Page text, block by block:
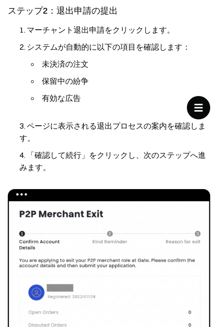
ステップ2：退出申請の提出
マーチャント退出申請をクリックします。
システムが自動的に以下の項目を確認します：
未決済の注文
保留中の紛争
有効な広告
ページに表示される退出プロセスの案内を確認しま
す。
「確認して続行」をクリックし、次のステップへ進
みます。